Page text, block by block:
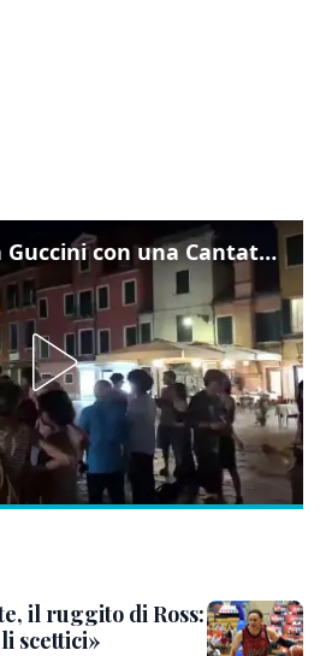
Venezia omaggia Guccini con una Cantata Anarchica in campo Santa Margherita
il ruggito di Ross:
scettici»